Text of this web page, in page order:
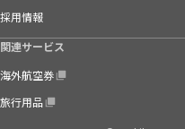
採用情報
関連サービス
海外航空券
旅行用品